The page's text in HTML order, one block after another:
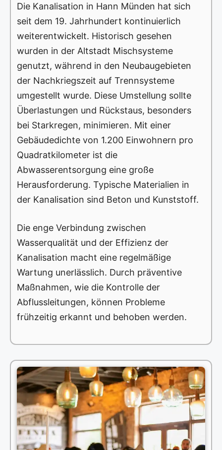
Die Kanalisation in Hann Münden hat sich
seit dem 19. Jahrhundert kontinuierlich
weiterentwickelt. Historisch gesehen
wurden in der Altstadt Mischsysteme
genutzt, während in den Neubaugebieten
der Nachkriegszeit auf Trennsysteme
umgestellt wurde. Diese Umstellung sollte
Überlastungen und Rückstaus, besonders
bei Starkregen, minimieren. Mit einer
Gebäudedichte von 1.200 Einwohnern pro
Quadratkilometer ist die
Abwasserentsorgung eine große
Herausforderung. Typische Materialien in
der Kanalisation sind Beton und Kunststoff.
Die enge Verbindung zwischen
Wasserqualität und der Effizienz der
Kanalisation macht eine regelmäßige
Wartung unerlässlich. Durch präventive
Maßnahmen, wie die Kontrolle der
Abflussleitungen, können Probleme
frühzeitig erkannt und behoben werden.